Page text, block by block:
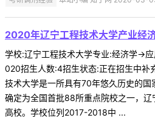
2020年辽宁工程技术大学产业经
学校:辽宁工程技术大学专业:经济学->
020招生人数:4招生状态:正在招生中补
技术大学是一所具有70年悠久历史的
确定为全国首批88所重点院校之一，
高校。学校位列2017-2018中 ...